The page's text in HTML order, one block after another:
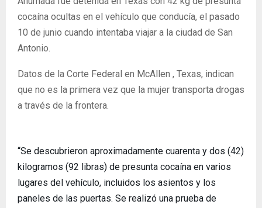
cocaína ocultas en el vehículo que conducía, el pasado
10 de junio cuando intentaba viajar a la ciudad de San
Antonio.
Datos de la Corte Federal en McAllen , Texas, indican
que no es la primera vez que la mujer transporta drogas
a través de la frontera.
“Se descubrieron aproximadamente cuarenta y dos (42)
kilogramos (92 libras) de presunta cocaína en varios
lugares del vehículo, incluidos los asientos y los
paneles de las puertas. Se realizó una prueba de